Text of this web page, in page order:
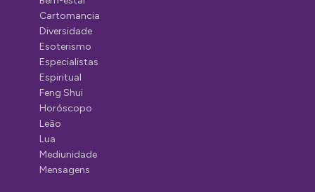
Cartomancia
Diversidade
Esoterismo
Especialistas
Espiritual
Feng Shui
Horóscopo
Leão
Lua
Mediunidade
Mensagens